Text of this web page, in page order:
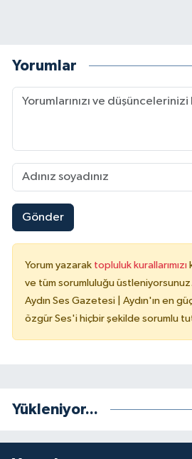
Yorumlar
Gönder
Yorum yazarak topluluk kurallarımızı
ve tüm sorumluluğu
Aydın Ses Gazetesi | Aydın'ın en
özgür Ses'i hiçbir şekilde sorumlu
Yükleniyor...